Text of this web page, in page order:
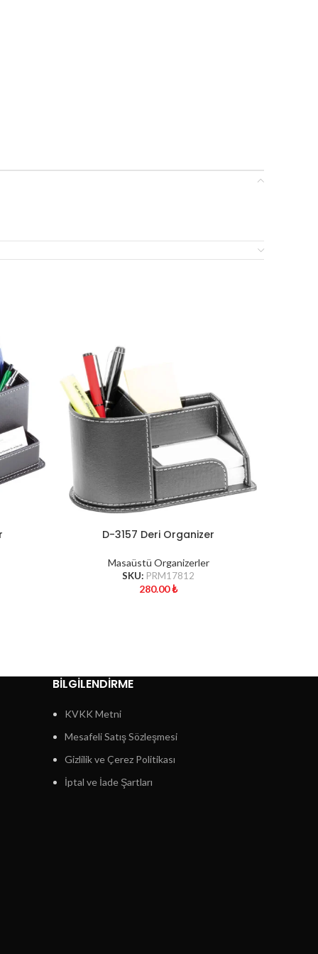
D-3157 Deri Organizer
Masaüstü Organizerler
SKU: PRM17812
280.00₺
BİLGİLENDİRME
KVKK Metni
Mesafeli Satış Sözleşmesi
Gizlilik ve Çerez Politikası
İptal ve İade Şartları